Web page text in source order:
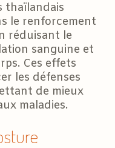
thaïlandais
le renforcement
réduisant le
sanguine et
Ces effets
les défenses
de mieux
maladies.